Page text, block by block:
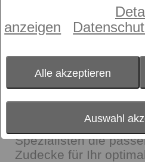
anzeigen
Alle akzeptieren
Auswahl
individuellen
berücksichtigt. Der
Alter und
unterschiedlich viel
Feuchtigkeit. Daher
Berücksichtigung
Schlafgewohnheiten
Spezialisten die
Zudecke für Ihr